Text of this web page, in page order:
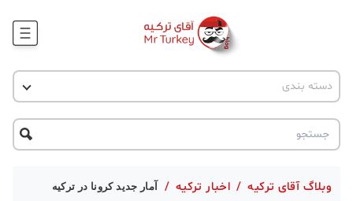
وبلاگ
جاذبه گردشگری
دسته بندی
اخبار ترکیه
پروژه ها
تحصیل در ترکیه
ترکیه گردی
وبلاگ آقای ترکیه / اخبار ترکیه / آمار جدید کرونا در ترکیه